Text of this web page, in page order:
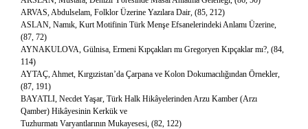
ARVAS, Abdulselam, Folklor Üzerine Yazılara Dair, (85, 212)
ASLAN, Namık, Kurt Motifinin Türk Menşe Efsanelerindeki Anlamı Üzerine,
(87, 72)
AYNAKULOVA, Gülnisa, Ermeni Kıpçakları mı Gregoryen Kıpçaklar mı?, (84,
114)
AYTAÇ, Ahmet, Kırgızistan’da Çarpana ve Kolon Dokumacılığından Örnekler,
(87, 191)
BAYATLI, Necdet Yaşar, Türk Halk Hikâyelerinden Arzu Kamber (Arzı
Qamber) Hikâyesinin Kerkük ve
Tuzhurmatı Varyantlarının Mukayesesi, (82, 122)